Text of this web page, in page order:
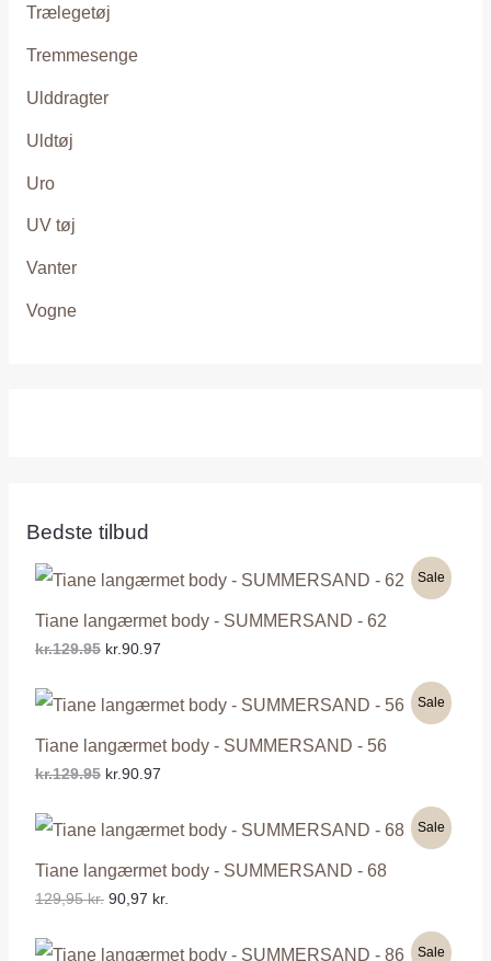
Trælegetøj
Tremmesenge
Ulddragter
Uldtøj
Uro
UV tøj
Vanter
Vogne
Bedste tilbud
Tiane langærmet body - SUMMERSAND - 62
Sale
kr.129.95 kr.90.97
Tiane langærmet body - SUMMERSAND - 56
Sale
kr.129.95 kr.90.97
Tiane langærmet body - SUMMERSAND - 68
Sale
129,95kr. 90,97 kr.
Sale